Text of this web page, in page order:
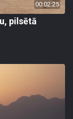
00:02:25
pilsētā